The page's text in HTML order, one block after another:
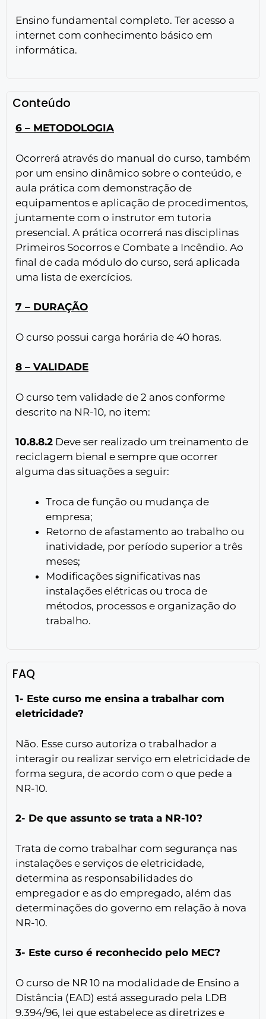
Ensino fundamental completo. Ter acesso a
internet com conhecimento básico em
informática.
Conteúdo
6 – METODOLOGIA
Ocorrerá através do manual do curso, também
por um ensino dinâmico sobre o conteúdo, e
aula prática com demonstração de
equipamentos e aplicação de procedimentos,
juntamente com o instrutor em tutoria
presencial. A prática ocorrerá nas disciplinas
Primeiros Socorros e Combate a Incêndio. Ao
final de cada módulo do curso, será aplicada
uma lista de exercícios.
7 – DURAÇÃO
O curso possui carga horária de 40 horas.
8 – VALIDADE
O curso tem validade de 2 anos conforme
descrito na NR-10, no item:
10.8.8.2 Deve ser realizado um treinamento de
reciclagem bienal e sempre que ocorrer
alguma das situações a seguir:
Troca de função ou mudança de
empresa;
Retorno de afastamento ao trabalho ou
inatividade, por período superior a três
meses;
Modificações significativas nas
instalações elétricas ou troca de
métodos, processos e organização do
trabalho.
FAQ
1- Este curso me ensina a trabalhar com
eletricidade?
Não. Esse curso autoriza o trabalhador a
interagir ou realizar serviço em eletricidade de
forma segura, de acordo com o que pede a
NR-10.
2- De que assunto se trata a NR-10?
Trata de como trabalhar com segurança nas
instalações e serviços de eletricidade,
determina as responsabilidades do
empregador e as do empregado, além das
determinações do governo em relação à nova
NR-10.
3- Este curso é reconhecido pelo MEC?
O curso de NR 10 na modalidade de Ensino a
Distância (EAD) está assegurado pela LDB
9.394/96, lei que estabelece as diretrizes e